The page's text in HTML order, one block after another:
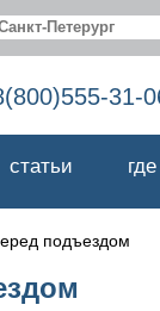
Петерург
31-
статьи
подъездом